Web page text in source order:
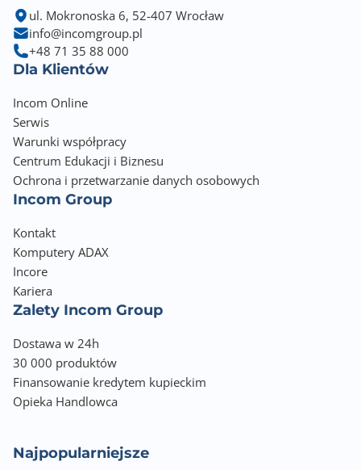
ul. Mokronoska 6, 52-407 Wrocław
info@incomgroup.pl
+48 71 35 88 000
Dla Klientów
Incom Online
Serwis
Warunki współpracy
Centrum Edukacji i Biznesu
Ochrona i przetwarzanie danych osobowych
Incom Group
Kontakt
Komputery ADAX
Incore
Kariera
Zalety Incom Group
Dostawa w 24h
30 000 produktów
Finansowanie kredytem kupieckim
Opieka Handlowca
Najpopularniejsze